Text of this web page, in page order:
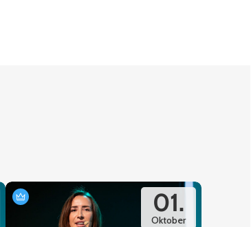
01.
Oktober